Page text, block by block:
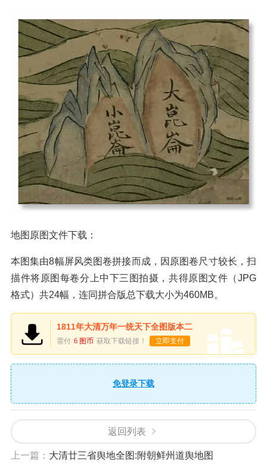
地图原图文件下载：
本图集由8幅屏风类图卷拼接而成，因原图卷尺寸较长，扫
描件将原图每卷分上中下三图拍摄，共得原图文件（JPG
格式）共24幅，连同拼合版总下载大小为460MB。
1811年大清万年一统天下全图版本二
需付 6 图币 获取下载链接！ 立即支付
免登录下载
返回列表
上一篇： 大清廿三省舆地全图:附朝鲜州道舆地图